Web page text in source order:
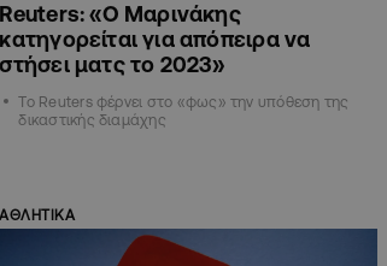
Reuters: «Ο Μαρινάκης
κατηγορείται για απόπειρα να
στήσει ματς το 2023»
Το Reuters φέρνει στο «φως» την υπόθεση της
δικαστικής διαμάχης
ΑΘΛΗΤΙΚΑ